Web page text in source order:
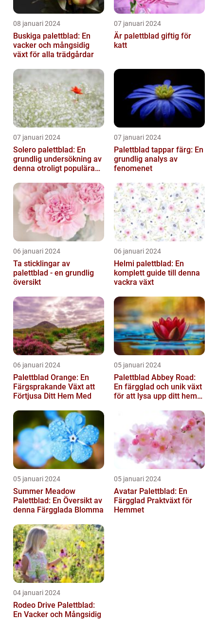
08 januari 2024
Buskiga palettblad: En
vacker och mångsidig
växt för alla trädgårdar
07 januari 2024
Är palettblad giftig för
katt
07 januari 2024
Solero palettblad: En
grundlig undersökning av
denna otroligt populära
07 januari 2024
Palettblad tappar färg: En
grundlig analys av
fenomenet
06 januari 2024
Ta sticklingar av
palettblad - en grundlig
översikt
06 januari 2024
Helmi palettblad: En
komplett guide till denna
vackra växt
06 januari 2024
Palettblad Orange: En
Färgsprakande Växt att
Förtjusa Ditt Hem Med
05 januari 2024
Palettblad Abbey Road:
En färgglad och unik växt
för att lysa upp ditt hem
05 januari 2024
Summer Meadow
Palettblad: En Översikt av
denna Färgglada Blomma
05 januari 2024
Avatar Palettblad: En
Färgglad Praktväxt för
Hemmet
04 januari 2024
Rodeo Drive Palettblad:
En Vacker och Mångsidig